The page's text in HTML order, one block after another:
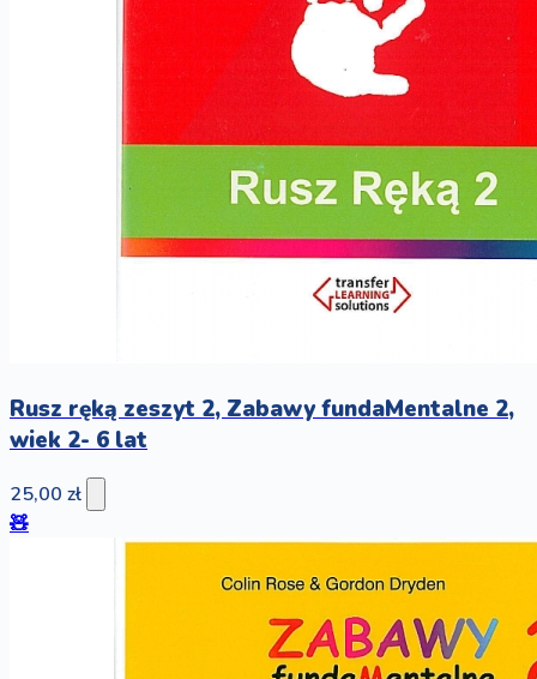
Rusz ręką zeszyt 2, Zabawy fundaMentalne 2,
wiek 2- 6 lat
25,00 zł
🧸